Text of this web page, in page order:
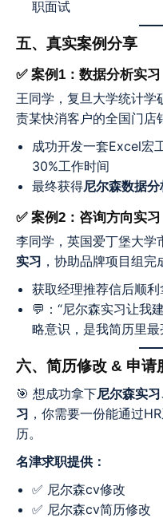
职面试
五、真实案例分享
✅ 案例1：数据分析实
王同学，复旦大学统计学
责某快消客户的全国门店
成功开发一套Excel宏
30%工作时间
最终获得尼尔森数据
✅ 案例2：咨询方向实
李同学，英国爱丁堡大学
实习 ，协助品牌项目组
获取经理推荐信后顺利
💬：“尼尔森实习让我
略意识，是我简历里最
六、简历修改 & 申请
🎯 想成功拿下尼尔森实
习 ，你需要一份能通过
历。
名津求职提供：
✅ 尼尔森cv修改
✅ 尼尔森cv简历修改